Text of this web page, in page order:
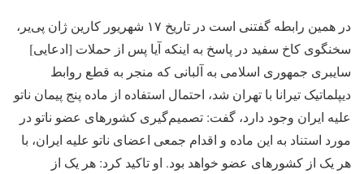
در همین رابطه گفتنی است در تاریخ ۱۷ شهریور کارین ژان پی‌یر،
سخنگوی کاخ سفید در پاسخ به اینکه آیا پس از حملات [ادعایی]
سایبری جمهوری اسلامی به آلبانی که منجر به قطع روابط
دیپلماتیک تیرانا با تهران شد، احتمال استفاده از ماده پنج پیمان ناتو
علیه ایران وجود دارد، گفت: تصمیم‌گیری کشورهای عضو ناتو در
مورد استناد به این ماده و اقدام جمعی اعضای ناتو علیه ایران، با
هر یک از کشورهای عضو خواهد بود. او تاکید کرد: هر یک از